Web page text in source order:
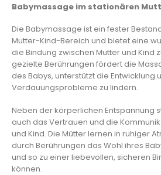
Babymassage im stationären
Die Babymassage ist ein fester
Mutter-Kind-Bereich und bietet eine
die Bindung zwischen Mutter und Kind
gezielte Berührungen fördert die
des Babys, unterstützt die Entwicklung
Verdauungsprobleme zu lindern.
Neben der körperlichen Entspannung
auch das Vertrauen und die
und Kind. Die Mütter lernen in ruhiger
durch Berührungen das Wohl ihres
und so zu einer liebevollen, sicheren
können.